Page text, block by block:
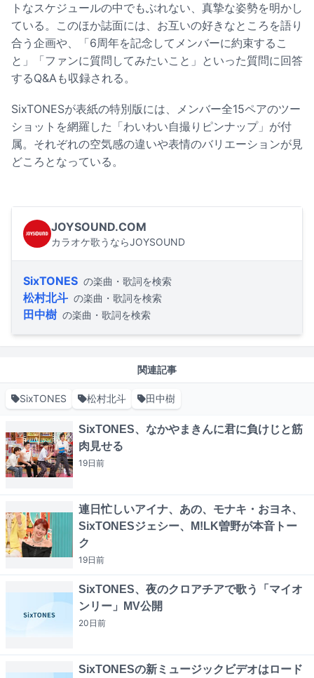
トなスケジュールの中でもぶれない、真摯な姿勢を明かし
ている。このほか誌面には、お互いの好きなところを語り
合う企画や、「6周年を記念してメンバーに約束するこ
と」「ファンに質問してみたいこと」といった質問に回答
するQ&Aも収録される。
SixTONESが表紙の特別版には、メンバー全15ペアのツー
ショットを網羅した「わいわい自撮りピンナップ」が付
属。それぞれの空気感の違いや表情のバリエーションが見
どころとなっている。
JOYSOUND.COM
カラオケ歌うならJOYSOUND
SixTONES の楽曲・歌詞を検索
松村北斗 の楽曲・歌詞を検索
田中樹 の楽曲・歌詞を検索
関連記事
SixTONES 松村北斗 田中樹
SixTONES、なかやまきんに君に負けじと筋
肉見せる
19日前
連日忙しいアイナ、あの、モナキ・おヨネ、
SixTONESジェシー、M!LK曽野が本音トー
ク
19日前
SixTONES、夜のクロアチアで歌う「マイオ
ンリー」MV公開
20日前
SixTONESの新ミュージックビデオはロード